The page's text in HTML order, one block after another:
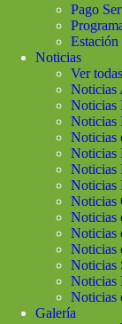
Pago
Noticias
Ver
Noticias
Noticias
Noticias
Noticias
Noticias
Noticias
Noticias
Noticias
Noticias
Noticias
Noticias
Noticias
Noticias
Noticias
Galería